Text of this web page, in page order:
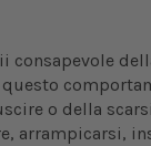
consapevole
o della
arrampicarsi,